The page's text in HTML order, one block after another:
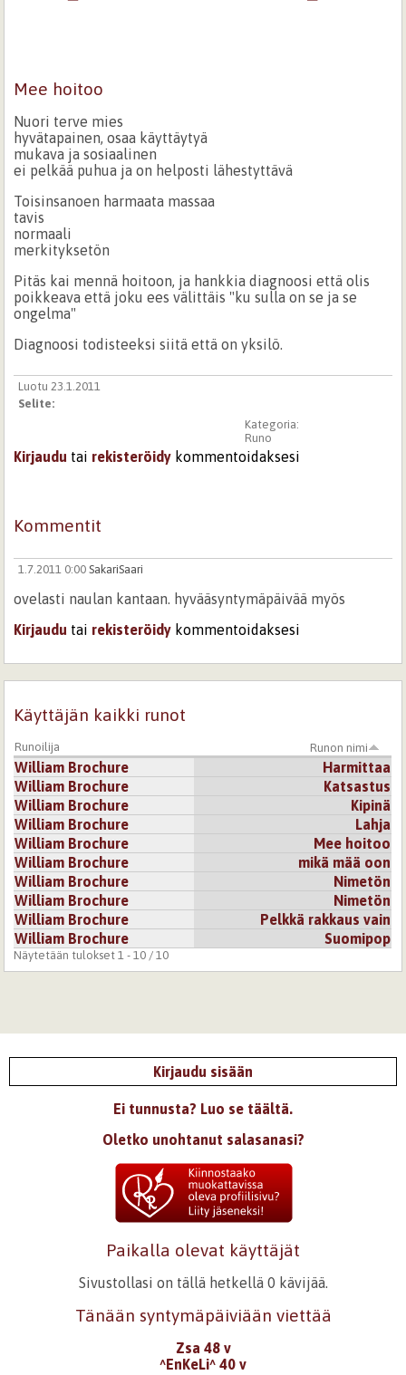
Mee hoitoo
Nuori terve mies
hyvätapainen, osaa käyttäytyä
mukava ja sosiaalinen
ei pelkää puhua ja on helposti lähestyttävä
Toisinsanoen harmaata massaa
tavis
normaali
merkityksetön
Pitäs kai mennä hoitoon, ja hankkia diagnoosi että olis
poikkeava että joku ees välittäis "ku sulla on se ja se
ongelma"
Diagnoosi todisteeksi siitä että on yksilö.
Luotu 23.1.2011
Selite:
Kategoria:
Runo
Kirjaudu tai rekisteröidy kommentoidaksesi
Kommentit
1.7.2011 0:00 SakariSaari
ovelasti naulan kantaan. hyvääsyntymäpäivää myös
Kirjaudu tai rekisteröidy kommentoidaksesi
Käyttäjän kaikki runot
Runoilija Runon nimi
William Brochure
Harmittaa
William Brochure
Katsastus
William Brochure
Kipinä
William Brochure
Lahja
William Brochure
Mee hoitoo
William Brochure
mikä mää oon
William Brochure
Nimetön
William Brochure
Nimetön
William Brochure
Pelkkä rakkaus vain
William Brochure
Suomipop
Näytetään tulokset 1 - 10 / 10
Kirjaudu sisään
Ei tunnusta? Luo se täältä.
Oletko unohtanut salasanasi?
Paikalla olevat käyttäjät
Sivustollasi on tällä hetkellä 0 kävijää.
Tänään syntymäpäiviään viettää
Zsa 48 v
^EnKeLi^ 40 v